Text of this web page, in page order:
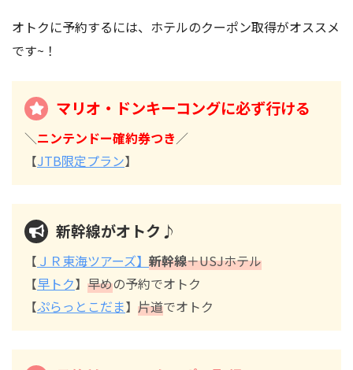
オトクに予約するには、ホテルのクーポン取得がオススメ
です~！
マリオ・ドンキーコングに必ず行ける
＼ニンテンドー確約券つき／
【JTB限定プラン】
新幹線がオトク♪
【 ＪＲ東海ツアーズ】 新幹線＋USJホテル
【早トク】 早めの予約でオトク
【ぷらっとこだま】 片道でオトク